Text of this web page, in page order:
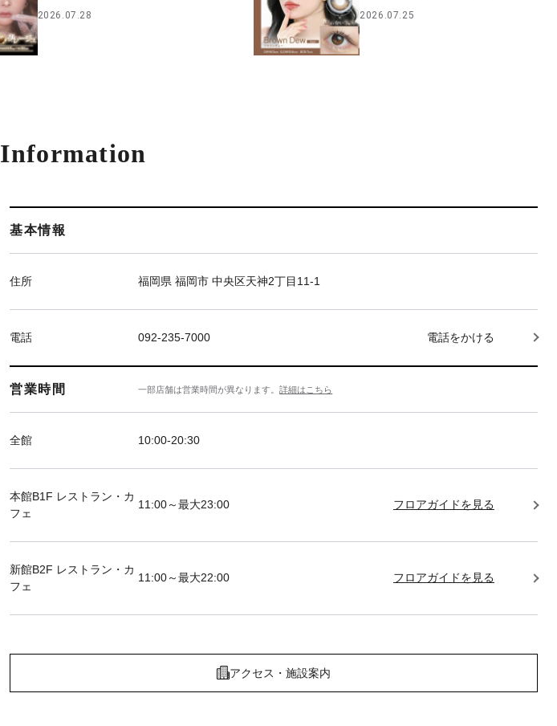
2026.07.28 2026.07.25
Information
基本情報
住所 福岡県 福岡市 中央区天神2丁目11-1
電話 092-235-7000 電話をかける
営業時間 一部店舗は営業時間が異なります。詳細はこちら
全館 10:00-20:30
本館B1F レストラン・カ
フェ
11:00～最大23:00 フロアガイドを見る
新館B2F レストラン・カ
フェ
11:00～最大22:00 フロアガイドを見る
アクセス・施設案内